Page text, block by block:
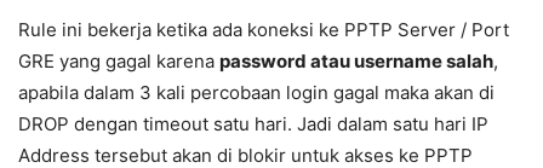
Rule ini bekerja ketika ada koneksi ke PPTP Server / Port
GRE yang gagal karena password atau username salah,
apabila dalam 3 kali percobaan login gagal maka akan di
DROP dengan timeout satu hari. Jadi dalam satu hari IP
Address tersebut akan di blokir untuk akses ke PPTP